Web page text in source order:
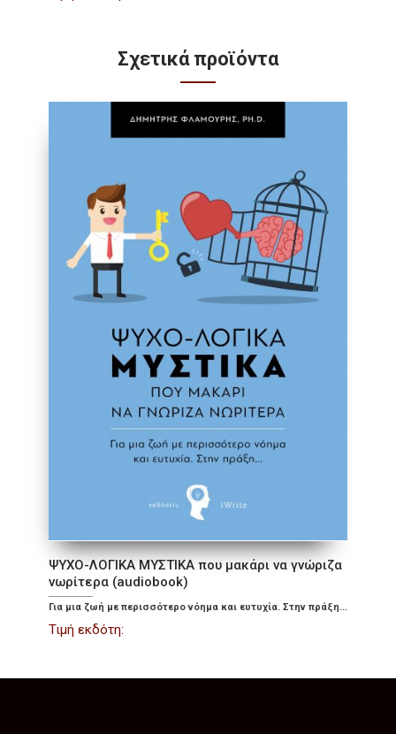
Σχετικά προϊόντα
ΨΥΧΟ-ΛΟΓΙΚΑ ΜΥΣΤΙΚΑ που μακάρι να γνώριζα
νωρίτερα (audiobook)
Για μια ζωή με περισσότερο νόημα και ευτυχία. Στην πράξη...
Τιμή εκδότη: